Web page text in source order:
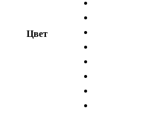
Цвет